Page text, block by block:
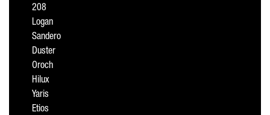
208
Logan
Sandero
Duster
Oroch
Hilux
Yaris
Etios